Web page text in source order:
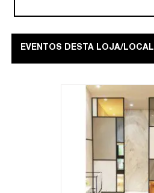
EVENTOS DESTA LOJA/LOCAL